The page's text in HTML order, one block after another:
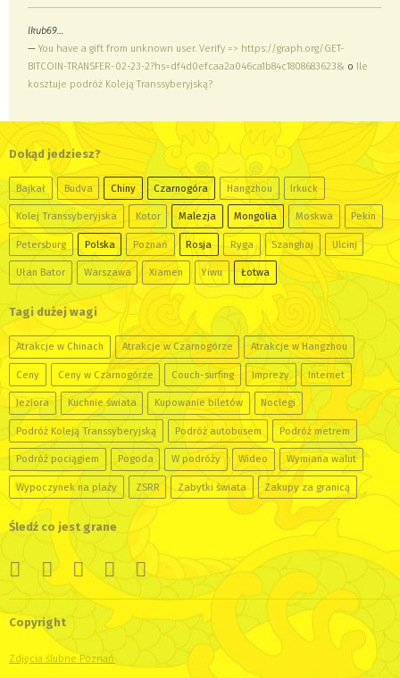
lkub69…
—You have a gift from unknown user. Verify => https://graph.org/GET-
BITCOIN-TRANSFER-02-23-2?hs=df4d0efcaa2a046ca1b84c1808683623& o Ile
kosztuje podróż Koleją Transsyberyjską?
Dokąd jedziesz?
Bajkał Budva Chiny Czarnogóra Hangzhou Irkuck
Kolej Transsyberyjska Kotor Malezja Mongolia Moskwa Pekin
Petersburg Polska Poznań Rosja Ryga Szanghaj Ulcinj
Ułan Bator Warszawa Xiamen Yiwu Łotwa
Tagi dużej wagi
Atrakcje w Chinach Atrakcje w Czarnogórze Atrakcje w Hangzhou
Ceny Ceny w Czarnogórze Couch-surfing Imprezy Internet
Jeziora Kuchnie świata Kupowanie biletów Noclegi
Podróż Koleją Transsyberyjską Podróż autobusem Podróż metrem
Podróż pociągiem Pogoda W podróży Wideo Wymiana walut
Wypoczynek na plaży ZSRR Zabytki świata Zakupy za granicą
Śledź co jest grane
Copyright
Zdjęcia ślubne Poznań